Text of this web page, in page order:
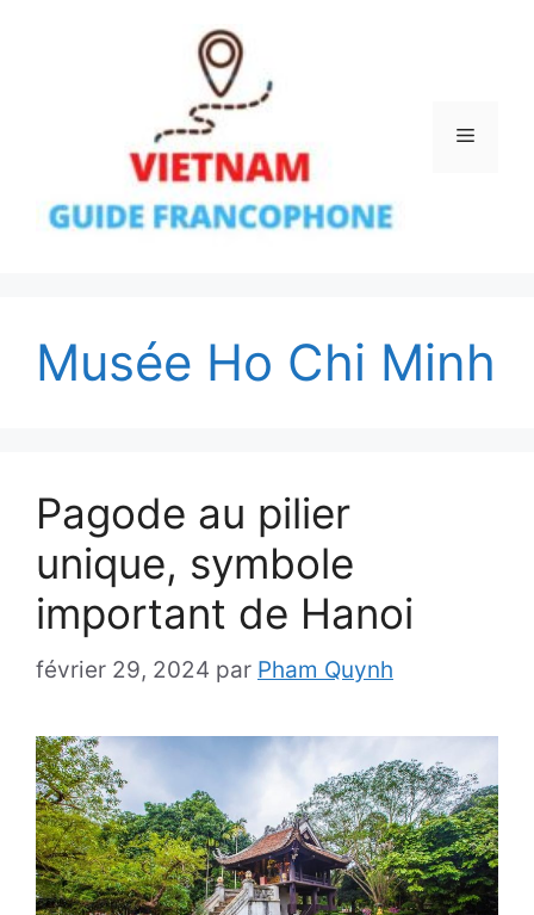
Menu
Musée Ho Chi Minh
Pagode au pilier
unique, symbole
important de Hanoi
février 29, 2024 par Pham Quynh